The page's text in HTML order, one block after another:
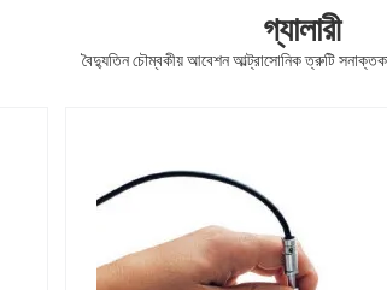
গ্যালারী
বৈদ্যুতিন চৌম্বকীয় আবেশন আল্ট্রাসোনিক ত্রুটি